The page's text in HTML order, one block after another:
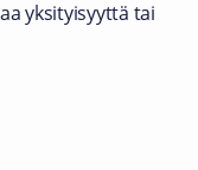
yksityisyyttä tai